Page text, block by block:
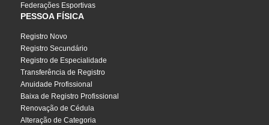
Federações Esportivas
PESSOA FÍSICA
Registro Novo
Registro Secundário
Registro de Especialidade
Transferência de Registro
Anuidade Profissional
Baixa de Registro Profissional
Renovação de Cédula
Alteração de Categoria